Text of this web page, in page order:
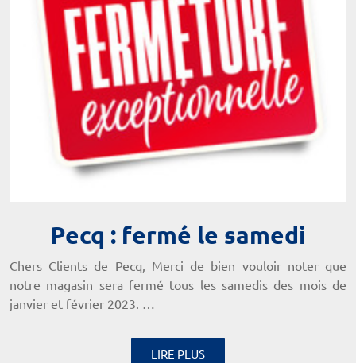
Pecq : fermé le samedi
Chers Clients de Pecq, Merci de bien vouloir noter que
notre magasin sera fermé tous les samedis des mois de
janvier et février 2023. …
LIRE PLUS